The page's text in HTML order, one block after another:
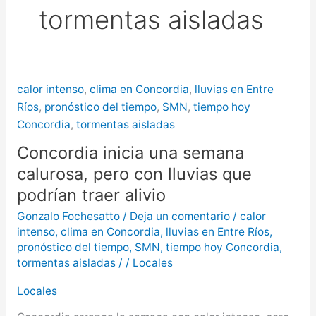
más de $580 millones
puntos de Concordia
tormentas aisladas
calor intenso, clima en Concordia, lluvias en Entre
Ríos, pronóstico del tiempo, SMN, tiempo hoy
Concordia, tormentas aisladas
Concordia inicia una semana
calurosa, pero con lluvias que
podrían traer alivio
Gonzalo Fochesatto / Deja un comentario / calor
intenso, clima en Concordia, lluvias en Entre Ríos,
pronóstico del tiempo, SMN, tiempo hoy Concordia,
tormentas aisladas/ / Locales
Locales